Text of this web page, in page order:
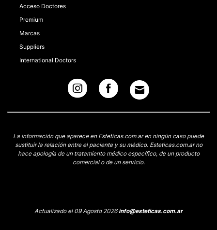
Acceso Doctores
Premium
Marcas
Suppliers
International Doctors
La información que aparece en Esteticas.com.ar en ningún caso puede
sustituir la relación entre el paciente y su médico. Esteticas.com.ar no
hace apología de un tratamiento médico específico, de un producto
comercial o de un servicio.
Actualizado el 09 Agosto 2026info@esteticas.com.ar